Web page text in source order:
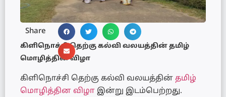
Share
கிளிநொச்சி தெற்கு கல்வி வலயத்தின் தமிழ்
மொழித்தின விழா
கிளிநொச்சி தெற்கு கல்வி வலயத்தின் தமிழ்
மொழித்தின விழா இன்று இடம்பெற்றது.